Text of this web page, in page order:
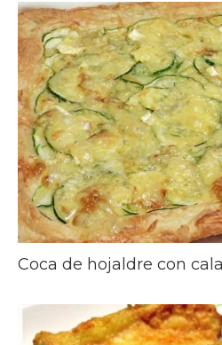
Coca de hojaldre con